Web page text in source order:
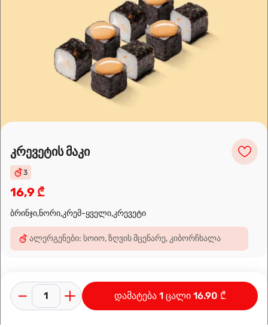
OpenFreeMap
კრევეტის მაკი
3
16,9 ₾
ბრინჯი,ნორი,კრემ-ყველი,კრევეტი
ალერგენები: სოიო, ზღვის მცენარე, კიბორჩხალა
დამატება 1 ცალი 16.90 ₾